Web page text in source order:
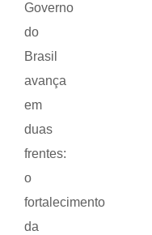
Governo
do
Brasil
avança
em
duas
frentes:
o
fortalecimento
da